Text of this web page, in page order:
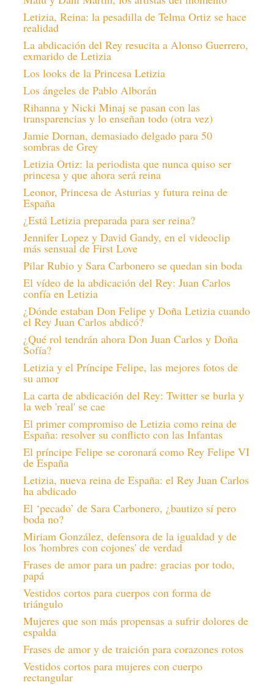
Letizia, Reina: la pesadilla de Telma Ortiz se hace
realidad
La abdicación del Rey resucita a Alonso Guerrero,
exmarido de Letizia
Los looks de la Princesa Letizia
Los ángeles de Pablo Alborán
Rihanna y Nicki Minaj se pasan con las
transparencias y lo enseñan todo (otra vez)
Jamie Dornan, demasiado delgado para 50
sombras de Grey
Letizia Ortiz: la periodista que nunca quiso ser
princesa y que ahora será reina
Leonor, Princesa de Asturias y futura reina de
España
¿Está Letizia preparada para ser reina?
Jennifer Lopez y David Gandy, en el videoclip
más sensual de First Love
Pilar Rubio y Sara Carbonero se quedan sin boda
El vídeo de la abdicación del Rey: Juan Carlos
confía en Letizia
¿Dónde estaban Don Felipe y Doña Letizia cuando
el Rey Juan Carlos abdicó?
¿Qué rol tendrán ahora Don Juan Carlos y Doña
Sofía?
Letizia y el Príncipe Felipe, las mejores fotos de
su amor
La carta de abdicación del Rey: Twitter se burla y
la web 'real' se cae
El primer compromiso de Letizia como reina de
España: resolver su conflicto con las Infantas
El príncipe Felipe se coronará como Rey Felipe VI
de España
Letizia, nueva reina de España: el Rey Juan Carlos
ha abdicado
El ‘pecado’ de Sara Carbonero, ¿bautizo sí pero
boda no?
Miriam González, defensora de la igualdad y de
los 'hombres con cojones' de verdad
Frases de amor para un padre: gracias por todo,
papá
Vestidos cortos para cuerpos con forma de
triángulo
Mujeres que son más propensas a sufrir dolores de
espalda
Frases de amor y de traición para corazones rotos
Vestidos cortos para mujeres con cuerpo
rectangular